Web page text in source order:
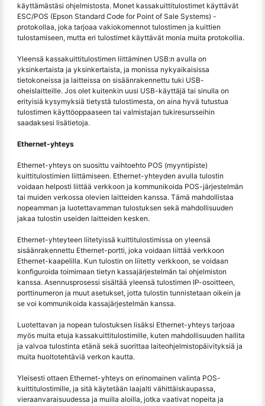
käyttämästäsi ohjelmistosta. Monet kassakuittitulostimet käyttävät
ESC/POS (Epson Standard Code for Point of Sale Systems) -
protokollaa, joka tarjoaa vakiokomennot tulostimen ja kuittien
tulostamiseen, mutta eri tulostimet käyttävät monia muita protokollia.
Yleensä kassakuittitulostimen liittäminen USB:n avulla on
yksinkertaista ja yksinkertaista, ja monissa nykyaikaisissa
tietokoneissa ja laitteissa on sisäänrakennettu tuki USB-
oheislaitteille. Jos olet kuitenkin uusi USB-käyttäjä tai sinulla on
erityisiä kysymyksiä tietystä tulostimesta, on aina hyvä tutustua
tulostimen käyttöoppaaseen tai valmistajan tukiresursseihin
saadaksesi lisätietoja.
Ethernet-yhteys
Ethernet-yhteys on suosittu vaihtoehto POS (myyntipiste)
kuittitulostimien liittämiseen. Ethernet-yhteyden avulla tulostin
voidaan helposti liittää verkkoon ja kommunikoida POS-järjestelmän
tai muiden verkossa olevien laitteiden kanssa. Tämä mahdollistaa
nopeamman ja luotettavamman tulostuksen sekä mahdollisuuden
jakaa tulostin useiden laitteiden kesken.
Ethernet-yhteyteen liitetyissä kuittitulostimissa on yleensä
sisäänrakennettu Ethernet-portti, joka voidaan liittää verkkoon
Ethernet-kaapelilla. Kun tulostin on liitetty verkkoon, se voidaan
konfiguroida toimimaan tietyn kassajärjestelmän tai ohjelmiston
kanssa. Asennusprosessi sisältää yleensä tulostimen IP-osoitteen,
porttinumeron ja muut asetukset, jotta tulostin tunnistetaan oikein ja
se voi kommunikoida kassajärjestelmän kanssa.
Luotettavan ja nopean tulostuksen lisäksi Ethernet-yhteys tarjoaa
myös muita etuja kassakuittitulostimille, kuten mahdollisuuden hallita
ja valvoa tulostinta etänä sekä suorittaa laiteohjelmistopäivityksiä ja
muita huoltotehtäviä verkon kautta.
Yleisesti ottaen Ethernet-yhteys on erinomainen valinta POS-
kuittitulostimille, ja sitä käytetään laajalti vähittäiskaupassa,
vieraanvaraisuudessa ja muilla aloilla, jotka vaativat nopeita ja